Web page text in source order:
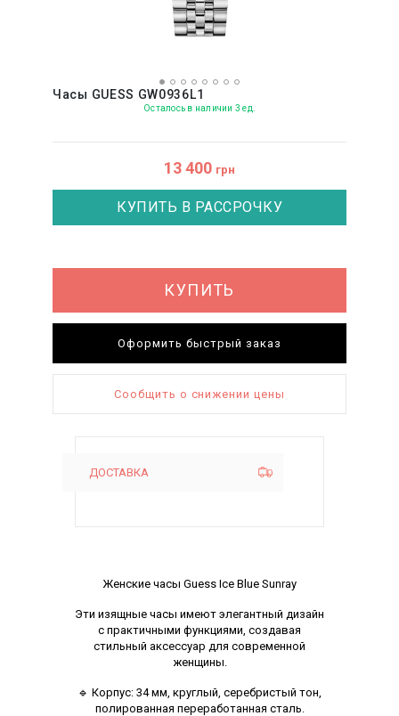
Часы GUESS GW0936L1
Осталось в наличии 3 ед.
13 400 грн
КУПИТЬ В РАССРОЧКУ
КУПИТЬ
Оформить быстрый заказ
Сообщить о снижении цены
ДОСТАВКА
Описание
Женские часы Guess Ice Blue Sunray
Эти изящные часы имеют элегантный дизайн
с практичными функциями, создавая
стильный аксессуар для современной
женщины.
🔹 Корпус: 34 мм, круглый, серебристый тон,
полированная переработанная сталь.